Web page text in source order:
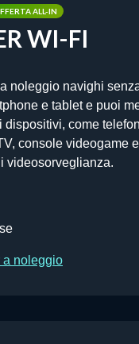
ALL-IN
WI-FI
noleggio navighi
e tablet e puoi
dispositivi, come
console videogame e
videosorveglianza.
a noleggio